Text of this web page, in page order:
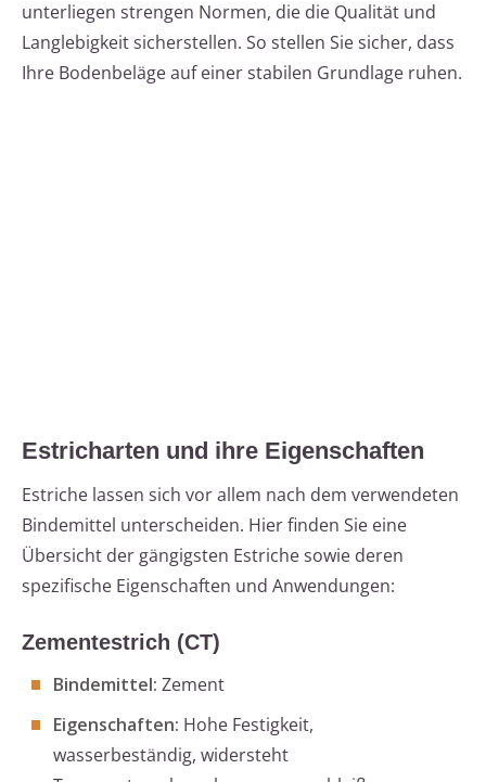
unterliegen strengen Normen, die die Qualität und
Langlebigkeit sicherstellen. So stellen Sie sicher, dass
Ihre Bodenbeläge auf einer stabilen Grundlage ruhen.
Estricharten und ihre Eigenschaften
Estriche lassen sich vor allem nach dem verwendeten
Bindemittel unterscheiden. Hier finden Sie eine
Übersicht der gängigsten Estriche sowie deren
spezifische Eigenschaften und Anwendungen:
Zementestrich (CT)
Bindemittel: Zement
Eigenschaften: Hohe Festigkeit,
wasserbeständig, widersteht